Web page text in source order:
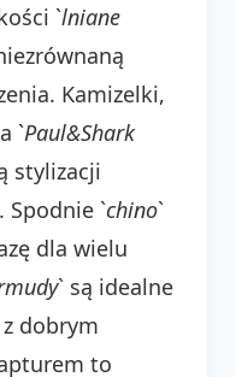
`lniane
Kamizelki,
`Paul&Shark
stylizacji
Spodnie `chino`
dla wielu
` są idealne
dobrym
to